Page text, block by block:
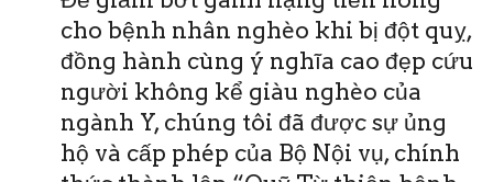
cho bệnh nhân nghèo khi bị đột quỵ,
đồng hành cùng ý nghĩa cao đẹp cứu
người không kể giàu nghèo của
ngành Y, chúng tôi đã được sự ủng
hộ và cấp phép của Bộ Nội vụ, chính